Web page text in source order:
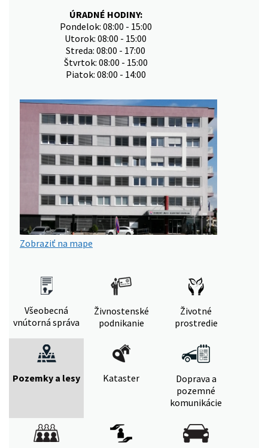
ÚRADNÉ HODINY:
Pondelok: 08:00 - 15:00
Utorok: 08:00 - 15:00
Streda: 08:00 - 17:00
Štvrtok: 08:00 - 15:00
Piatok: 08:00 - 14:00
Zobraziť na mape
Všeobecná
vnútorná správa
Živnostenské
podnikanie
Životné
prostredie
Pozemky a lesy Kataster
Doprava a
pozemné
komunikácie